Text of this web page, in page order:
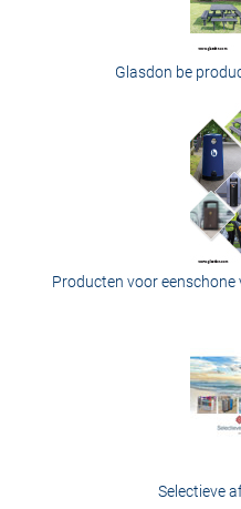
Glasdon be
Producten voor eenschone
Selectieve